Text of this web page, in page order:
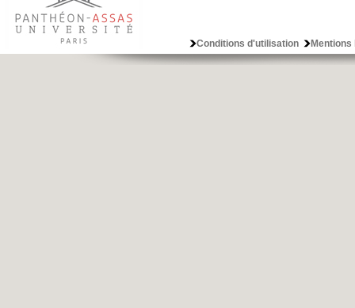
Conditions d'utilisation Mentions